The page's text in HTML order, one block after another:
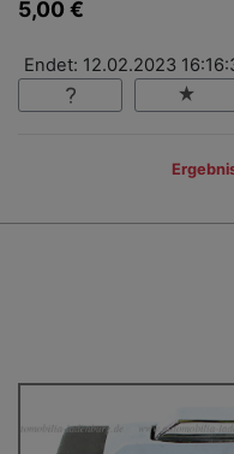
5,00 €
Endet: 12.02.2023